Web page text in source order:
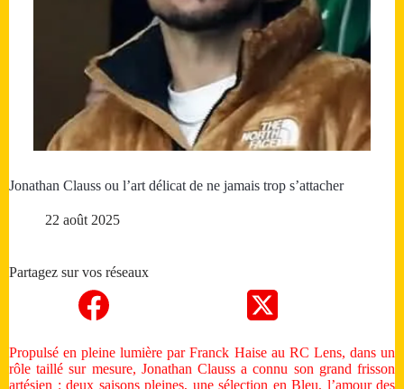
Jonathan Clauss ou l’art délicat de ne jamais trop s’attacher
22 août 2025
Partagez sur vos réseaux
Propulsé en pleine lumière par Franck Haise au RC Lens, dans un
rôle taillé sur mesure, Jonathan Clauss a connu son grand frisson
artésien : deux saisons pleines, une sélection en Bleu, l’amour des